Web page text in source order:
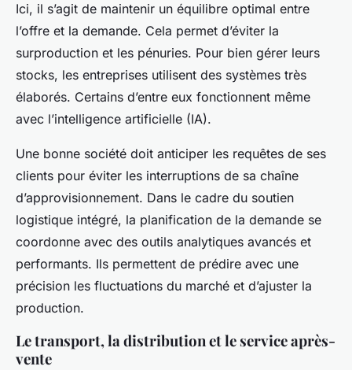
Ici, il s’agit de maintenir un équilibre optimal entre
l’offre et la demande. Cela permet d’éviter la
surproduction et les pénuries. Pour bien gérer leurs
stocks, les entreprises utilisent des systèmes très
élaborés. Certains d’entre eux fonctionnent même
avec l’intelligence artificielle (IA).
Une bonne société doit anticiper les requêtes de ses
clients pour éviter les interruptions de sa chaîne
d’approvisionnement. Dans le cadre du soutien
logistique intégré, la planification de la demande se
coordonne avec des outils analytiques avancés et
performants. Ils permettent de prédire avec une
précision les fluctuations du marché et d’ajuster la
production.
Le transport, la distribution et le service après-
vente